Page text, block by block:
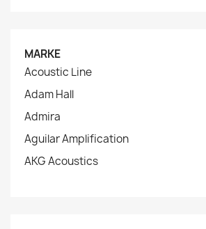
MARKE
Acoustic Line
Adam Hall
Admira
Aguilar Amplification
AKG Acoustics